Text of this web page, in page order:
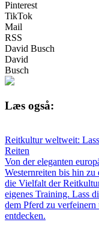
Pinterest
TikTok
Mail
RSS
David Busch
David
Busch
Læs også:
Reitkultur weltweit:
Reiten
Von der eleganten
Westernreiten bis hin
die Vielfalt der
eigenes Training. Lass
dem Pferd zu
entdecken.